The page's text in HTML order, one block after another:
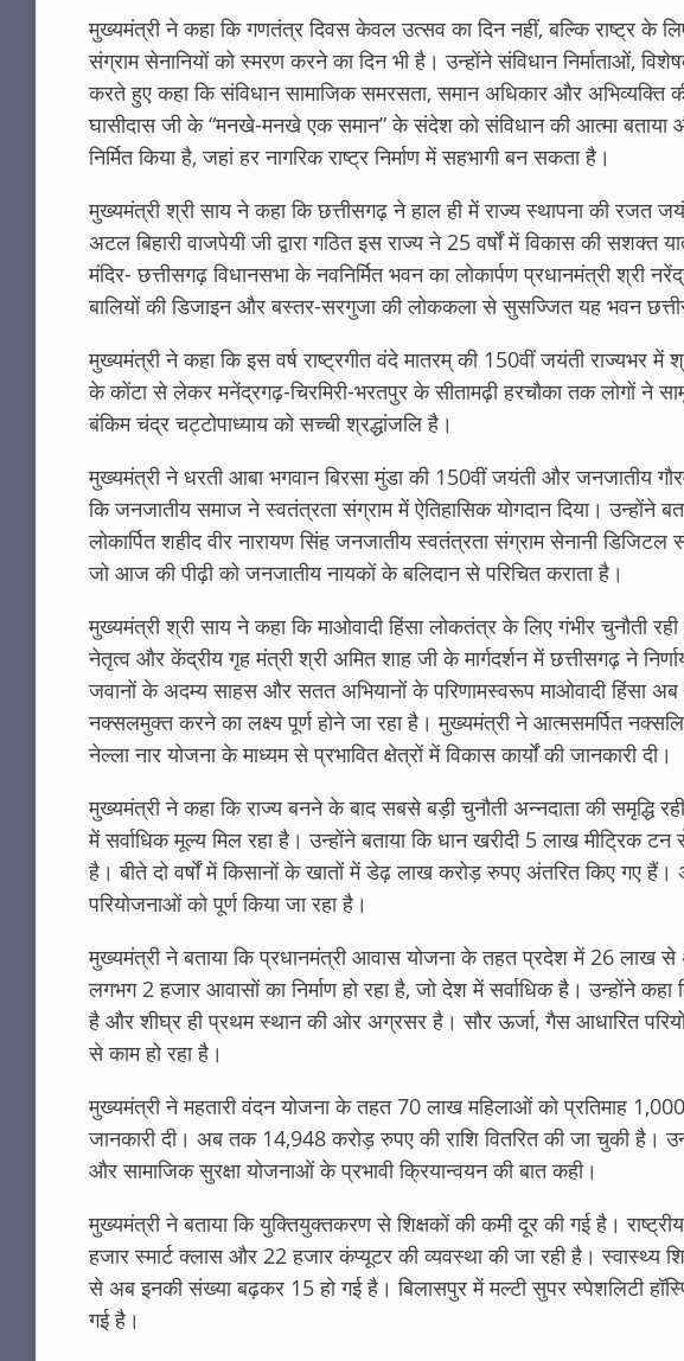
मुख्यमंत्री ने कहा कि गणतंत्र दिवस केवल उत्सव का दिन नहीं, बल्कि राष्ट्र के
संग्राम सेनानियों को स्मरण करने का दिन भी है। उन्होंने संविधान निर्माताओं,
करते हुए कहा कि संविधान सामाजिक समरसता, समान अधिकार और अभिव्यक्ति
घासीदास जी के “मनखे-मनखे एक समान” के संदेश को संविधान की आत्मा बताया
निर्मित किया है, जहां हर नागरिक राष्ट्र निर्माण में सहभागी बन सकता है।
मुख्यमंत्री श्री साय ने कहा कि छत्तीसगढ़ ने हाल ही में राज्य स्थापना की रजत
अटल बिहारी वाजपेयी जी द्वारा गठित इस राज्य ने 25 वर्षों में विकास की सशक्त
मंदिर- छत्तीसगढ़ विधानसभा के नवनिर्मित भवन का लोकार्पण प्रधानमंत्री
बालियों की डिजाइन और बस्तर-सरगुजा की लोककला से सुसज्जित यह भवन
मुख्यमंत्री ने कहा कि इस वर्ष राष्ट्रगीत वंदे मातरम् की 150वीं जयंती राज्यभर
के कोंटा से लेकर मनेंद्रगढ़-चिरमिरी-भरतपुर के सीतामढ़ी हरचौका तक लोगों ने
बंकिम चंद्र चट्टोपाध्याय को सच्ची श्रद्धांजलि है।
मुख्यमंत्री ने धरती आबा भगवान बिरसा मुंडा की 150वीं जयंती और जनजातीय
कि जनजातीय समाज ने स्वतंत्रता संग्राम में ऐतिहासिक योगदान दिया। उन्होंने
लोकार्पित शहीद वीर नारायण सिंह जनजातीय स्वतंत्रता संग्राम सेनानी
जो आज की पीढ़ी को जनजातीय नायकों के बलिदान से परिचित कराता है।
मुख्यमंत्री श्री साय ने कहा कि माओवादी हिंसा लोकतंत्र के लिए गंभीर चुनौती
नेतृत्व और केंद्रीय गृह मंत्री श्री अमित शाह जी के मार्गदर्शन में छत्तीसगढ़ ने
जवानों के अदम्य साहस और सतत अभियानों के परिणामस्वरूप माओवादी हिंसा
नक्सलमुक्त करने का लक्ष्य पूर्ण होने जा रहा है। मुख्यमंत्री ने आत्मसमर्पित
नेल्ला नार योजना के माध्यम से प्रभावित क्षेत्रों में विकास कार्यों की जानकारी दी।
मुख्यमंत्री ने कहा कि राज्य बनने के बाद सबसे बड़ी चुनौती अन्नदाता की
में सर्वाधिक मूल्य मिल रहा है। उन्होंने बताया कि धान खरीदी 5 लाख
है। बीते दो वर्षों में किसानों के खातों में डेढ़ लाख करोड़ रुपए अंतरित किए गए
परियोजनाओं को पूर्ण किया जा रहा है।
मुख्यमंत्री ने बताया कि प्रधानमंत्री आवास योजना के तहत प्रदेश में 26 लाख
लगभग 2 हजार आवासों का निर्माण हो रहा है, जो देश में सर्वाधिक है। उन्होंने
है और शीघ्र ही प्रथम स्थान की ओर अग्रसर है। सौर ऊर्जा, गैस आधारित
से काम हो रहा है।
मुख्यमंत्री ने महतारी वंदन योजना के तहत 70 लाख महिलाओं को प्रतिमाह
जानकारी दी। अब तक 14,948 करोड़ रुपए की राशि वितरित की जा चुकी है।
और सामाजिक सुरक्षा योजनाओं के प्रभावी क्रियान्वयन की बात कही।
मुख्यमंत्री ने बताया कि युक्तियुक्तकरण से शिक्षकों की कमी दूर की गई है।
हजार स्मार्ट क्लास और 22 हजार कंप्यूटर की व्यवस्था की जा रही है। स्वास्थ्य
से अब इनकी संख्या बढ़कर 15 हो गई है। बिलासपुर में मल्टी सुपर स्पेशलिटी
गई है।